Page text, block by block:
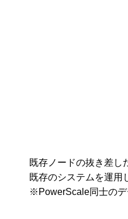
既存ノードの抜き差し
既存のシステムを運用
※PowerScale同士のデ